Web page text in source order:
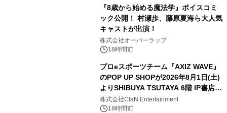
『8歳から始める魔法学』ボイスコミ
ック公開！ 村瀬歩、藤原夏海ら大人気
キャストが出演！
株式会社オーバーラップ
18時間前
プロeスポーツチーム『AXIZ WAVE』
のPOP UP SHOPが2026年8月1日(土)
よりSHIBUYA TSUTAYA 6階 IP書店で
開催決定！！
株式会社ClaN Entertainment
18時間前